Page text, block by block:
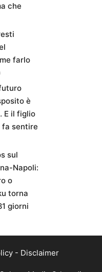
che
farlo
è
E il figlio
fa sentire
sul
Napoli:
o
torna
giorni
- Disclaimer